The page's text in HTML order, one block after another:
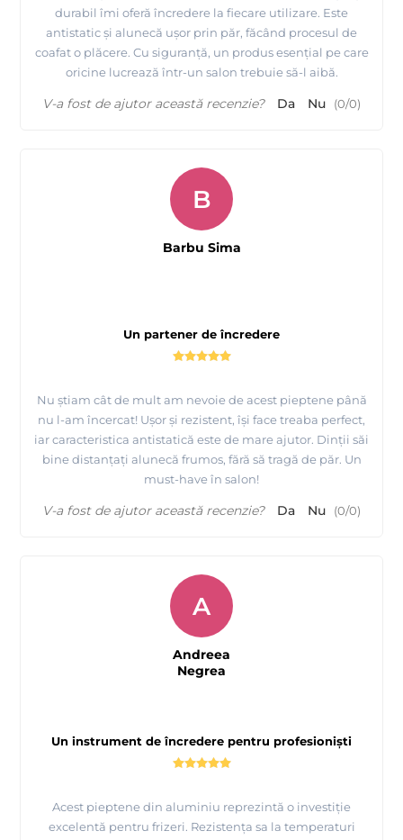
durabil îmi oferă încredere la fiecare utilizare. Este
antistatic și alunecă ușor prin păr, făcând procesul de
coafat o plăcere. Cu siguranță, un produs esențial pe care
oricine lucrează într-un salon trebuie să-l aibă.
V-a fost de ajutor această recenzie? Da Nu (0/0)
Un partener de încredere
Nu știam cât de mult am nevoie de acest pieptene până
nu l-am încercat! Ușor și rezistent, își face treaba perfect,
iar caracteristica antistatică este de mare ajutor. Dinții săi
bine distanțați alunecă frumos, fără să tragă de păr. Un
must-have în salon!
B
Barbu Sima
V-a fost de ajutor această recenzie? Da Nu (0/0)
Un instrument de încredere pentru profesioniști
Acest pieptene din aluminiu reprezintă o investiție
excelentă pentru frizeri. Rezistența sa la temperaturi
A
Andreea
Negrea